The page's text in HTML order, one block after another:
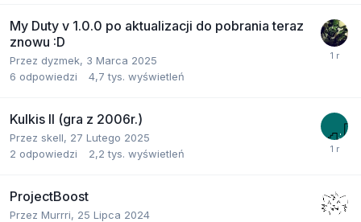
My Duty v 1.0.0 po aktualizacji do pobrania teraz
znowu :D
Przez dyzmek, 3 Marca 2025
6 odpowiedzi 4,7 tys. wyświetleń
Kulkis II (gra z 2006r.)
Przez skell, 27 Lutego 2025
2 odpowiedzi 2,2 tys. wyświetleń
ProjectBoost
Przez Murrri, 25 Lipca 2024